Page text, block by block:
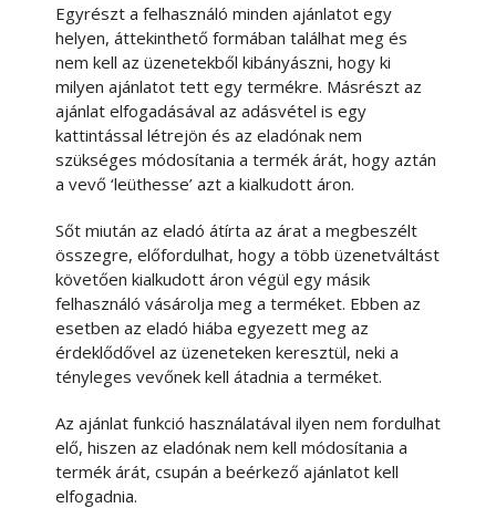
Egyrészt a felhasználó minden ajánlatot egy
helyen, áttekinthető formában találhat meg és
nem kell az üzenetekből kibányászni, hogy ki
milyen ajánlatot tett egy termékre. Másrészt az
ajánlat elfogadásával az adásvétel is egy
kattintással létrejön és az eladónak nem
szükséges módosítania a termék árát, hogy aztán
a vevő ‘leüthesse’ azt a kialkudott áron.
Sőt miután az eladó átírta az árat a megbeszélt
összegre, előfordulhat, hogy a több üzenetváltást
követően kialkudott áron végül egy másik
felhasználó vásárolja meg a terméket. Ebben az
esetben az eladó hiába egyezett meg az
érdeklődővel az üzeneteken keresztül, neki a
tényleges vevőnek kell átadnia a terméket.
Az ajánlat funkció használatával ilyen nem fordulhat
elő, hiszen az eladónak nem kell módosítania a
termék árát, csupán a beérkező ajánlatot kell
elfogadnia.